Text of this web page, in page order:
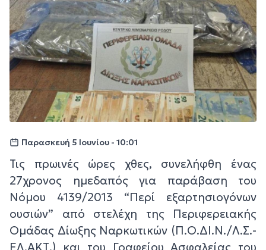
Παρασκευή 5 Ιουνίου - 10:01
Τις πρωινές ώρες χθες, συνελήφθη ένας
27χρονος ημεδαπός για παράβαση του
Νόμου 4139/2013 “Περί εξαρτησιογόνων
ουσιών” από στελέχη της Περιφερειακής
Ομάδας Δίωξης Ναρκωτικών (Π.Ο.ΔΙ.Ν./Λ.Σ.-